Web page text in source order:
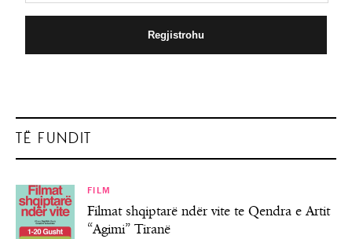
TË FUNDIT
FILM
Filmat shqiptarë ndër vite te Qendra e Artit
“Agimi” Tiranë